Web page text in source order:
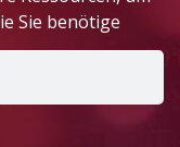
Sie benötige